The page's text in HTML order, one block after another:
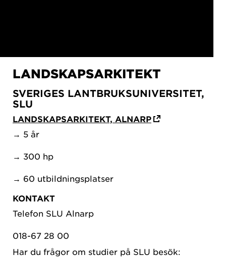
LANDSKAPSARKITEKT
SVERIGES LANTBRUKSUNIVERSITET,
SLU
LANDSKAPSARKITEKT, ALNARP
→ 5 år
→ 300 hp
→ 60 utbildningsplatser
KONTAKT
Telefon SLU Alnarp
018-67 28 00
Har du frågor om studier på SLU besök: